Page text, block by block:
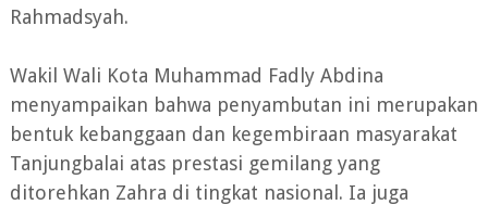
Rahmadsyah.
Wakil Wali Kota Muhammad Fadly Abdina
menyampaikan bahwa penyambutan ini merupakan
bentuk kebanggaan dan kegembiraan masyarakat
Tanjungbalai atas prestasi gemilang yang
ditorehkan Zahra di tingkat nasional. Ia juga